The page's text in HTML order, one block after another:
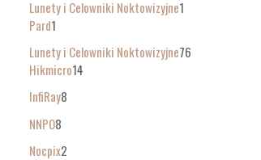
Lunety i Celowniki Noktowizyjne1
Pard1
Lunety i Celowniki Noktowizyjne76
Hikmicro14
InfiRay8
NNPO8
Nocpix2